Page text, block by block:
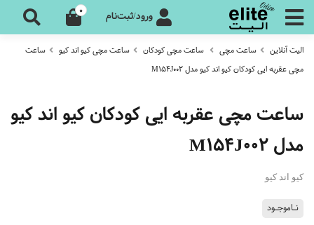
ورود/ثبت‌نام 0
الیت آنلاین ساعت مچی ساعت مچی کودکان ساعت مچی کیو اند کیو
ساعت
مچی عقربه ایی کودکان کیو اند کیو مدل M154J002
ساعت مچی عقربه ایی کودکان کیو اند کیو
مدل M154J002
کیو اند کیو
نـاموجـود